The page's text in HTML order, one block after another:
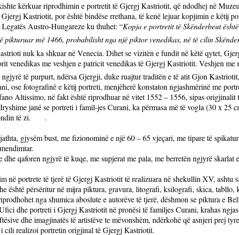
kërkuar riprodhimin e portretit të Gjergj Kastriotit, që ndodhej në
Kastriotit, por është bindëse rrethana, të kenë lejuar kopjimin e këtij
Austro-Hungareze ku thuhet: “Kopja e portretit të Skënderbeut
më 1466, probabilisht nga një piktor venedikas, në të cilin
nuk ka shkuar në Venecia. Dihet se vizitën e fundit në këtë qytet,
venedikas me veshjen e patricit venedikas të Gjergj Kastriotit. Veshjen
të purpurt, ndërsa Gjergji, duke ruajtur traditën e të atit Gjon
ose fotografinë e këtij portreti, menjëherë konstaton ngjashmërinë me
Altissimo, në fakt është riprodhuar në vitet 1552 – 1556, sipas
janë se portreti i famil-jes Curani, ka përmasa më të vogla (30 x 25
të zi.
.
gjysëm bust, me fizionominë e një 60 – 65 vjeçari, me tipare të
qaforen ngjyrë të kuqe, me supjerat me pala, me berretën ngjyrë skarlat
portrete të tjerë të Gjergj Kastriotit të realizuara në shekullin XV, ashtu
është përsëritur në mijra piktura, gravura, litografi, ksilografi, skica,
nga shumica aboslute e autorëve të tjerë, dëshmon se piktura e
dhe portreti i Gjergj Kastriotit në pronësi të familjes Curani, krahas
dhe imagjinatës të artistëve te mëvonshëm, ndërkohë që asnjeri prej
realizoi portretin origjinal të Gjergj Kastriotit.